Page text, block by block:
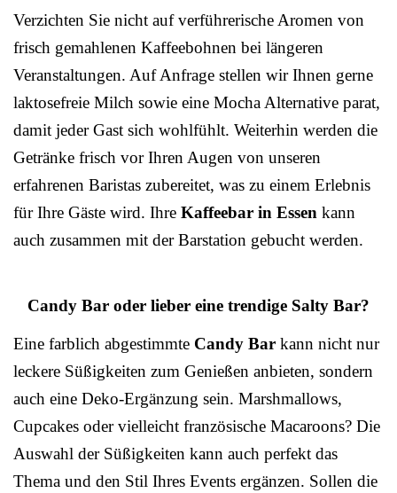
Verzichten Sie nicht auf verführerische Aromen von
frisch gemahlenen Kaffeebohnen bei längeren
Veranstaltungen. Auf Anfrage stellen wir Ihnen gerne
laktosefreie Milch sowie eine Mocha Alternative parat,
damit jeder Gast sich wohlfühlt. Weiterhin werden die
Getränke frisch vor Ihren Augen von unseren
erfahrenen Baristas zubereitet, was zu einem Erlebnis
für Ihre Gäste wird. Ihre Kaffeebar in Essen kann
auch zusammen mit der Barstation gebucht werden.
Candy Bar oder lieber eine trendige Salty Bar?
Eine farblich abgestimmte Candy Bar kann nicht nur
leckere Süßigkeiten zum Genießen anbieten, sondern
auch eine Deko-Ergänzung sein. Marshmallows,
Cupcakes oder vielleicht französische Macaroons? Die
Auswahl der Süßigkeiten kann auch perfekt das
Thema und den Stil Ihres Events ergänzen. Sollen die